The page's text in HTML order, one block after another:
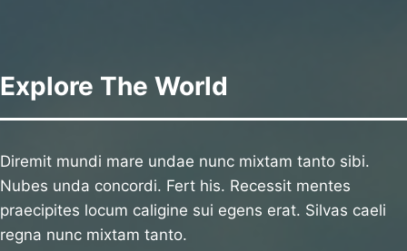
Explore The World
Diremit mundi mare undae nunc mixtam tanto sibi.
Nubes unda concordi. Fert his. Recessit mentes
praecipites locum caligine sui egens erat. Silvas caeli
regna nunc mixtam tanto.